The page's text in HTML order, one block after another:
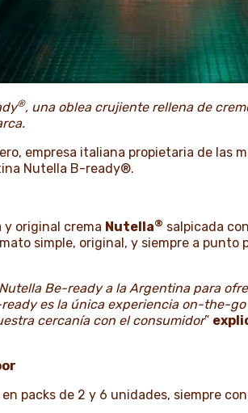
®, una oblea crujiente rellena de
empresa italiana propietaria de las
Nutella B-ready®.
y original crema Nutella® salpicada
simple, original, y siempre a punto
Be-ready a la Argentina para
es la única experiencia on-the-
cercanía con el consumidor”
packs de 2 y 6 unidades, siempre